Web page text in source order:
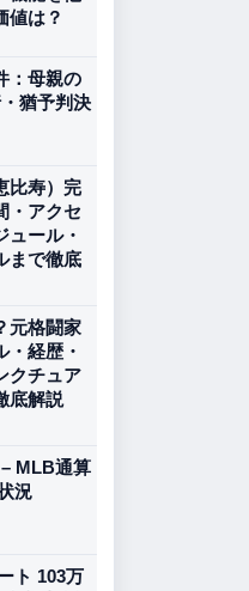
値は？
：母親の
猶予判決
比寿）完
・アクセ
ュール・
まで徹底
元格闘家
・経歴・
クチュア
底解説
MLB通算
況
ト 103万